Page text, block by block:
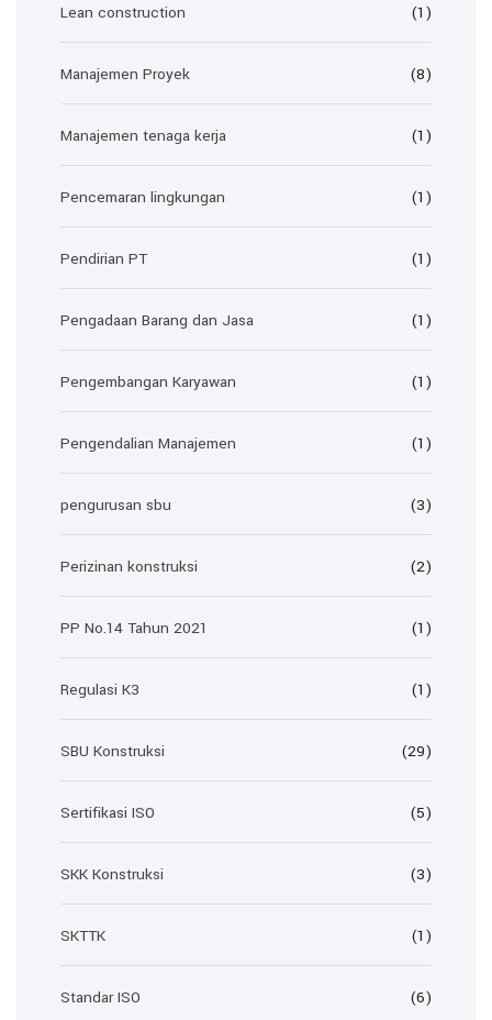
Lean construction (1)
Manajemen Proyek (8)
Manajemen tenaga kerja (1)
Pencemaran lingkungan (1)
Pendirian PT (1)
Pengadaan Barang dan Jasa (1)
Pengembangan Karyawan (1)
Pengendalian Manajemen (1)
pengurusan sbu (3)
Perizinan konstruksi (2)
PP No.14 Tahun 2021 (1)
Regulasi K3 (1)
SBU Konstruksi (29)
Sertifikasi ISO (5)
SKK Konstruksi (3)
SKTTK (1)
Standar ISO (6)